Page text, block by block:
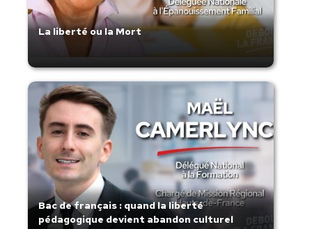
La liberté ou la Mort
Bac de français : quand la liberté
pédagogique devient abandon culturel